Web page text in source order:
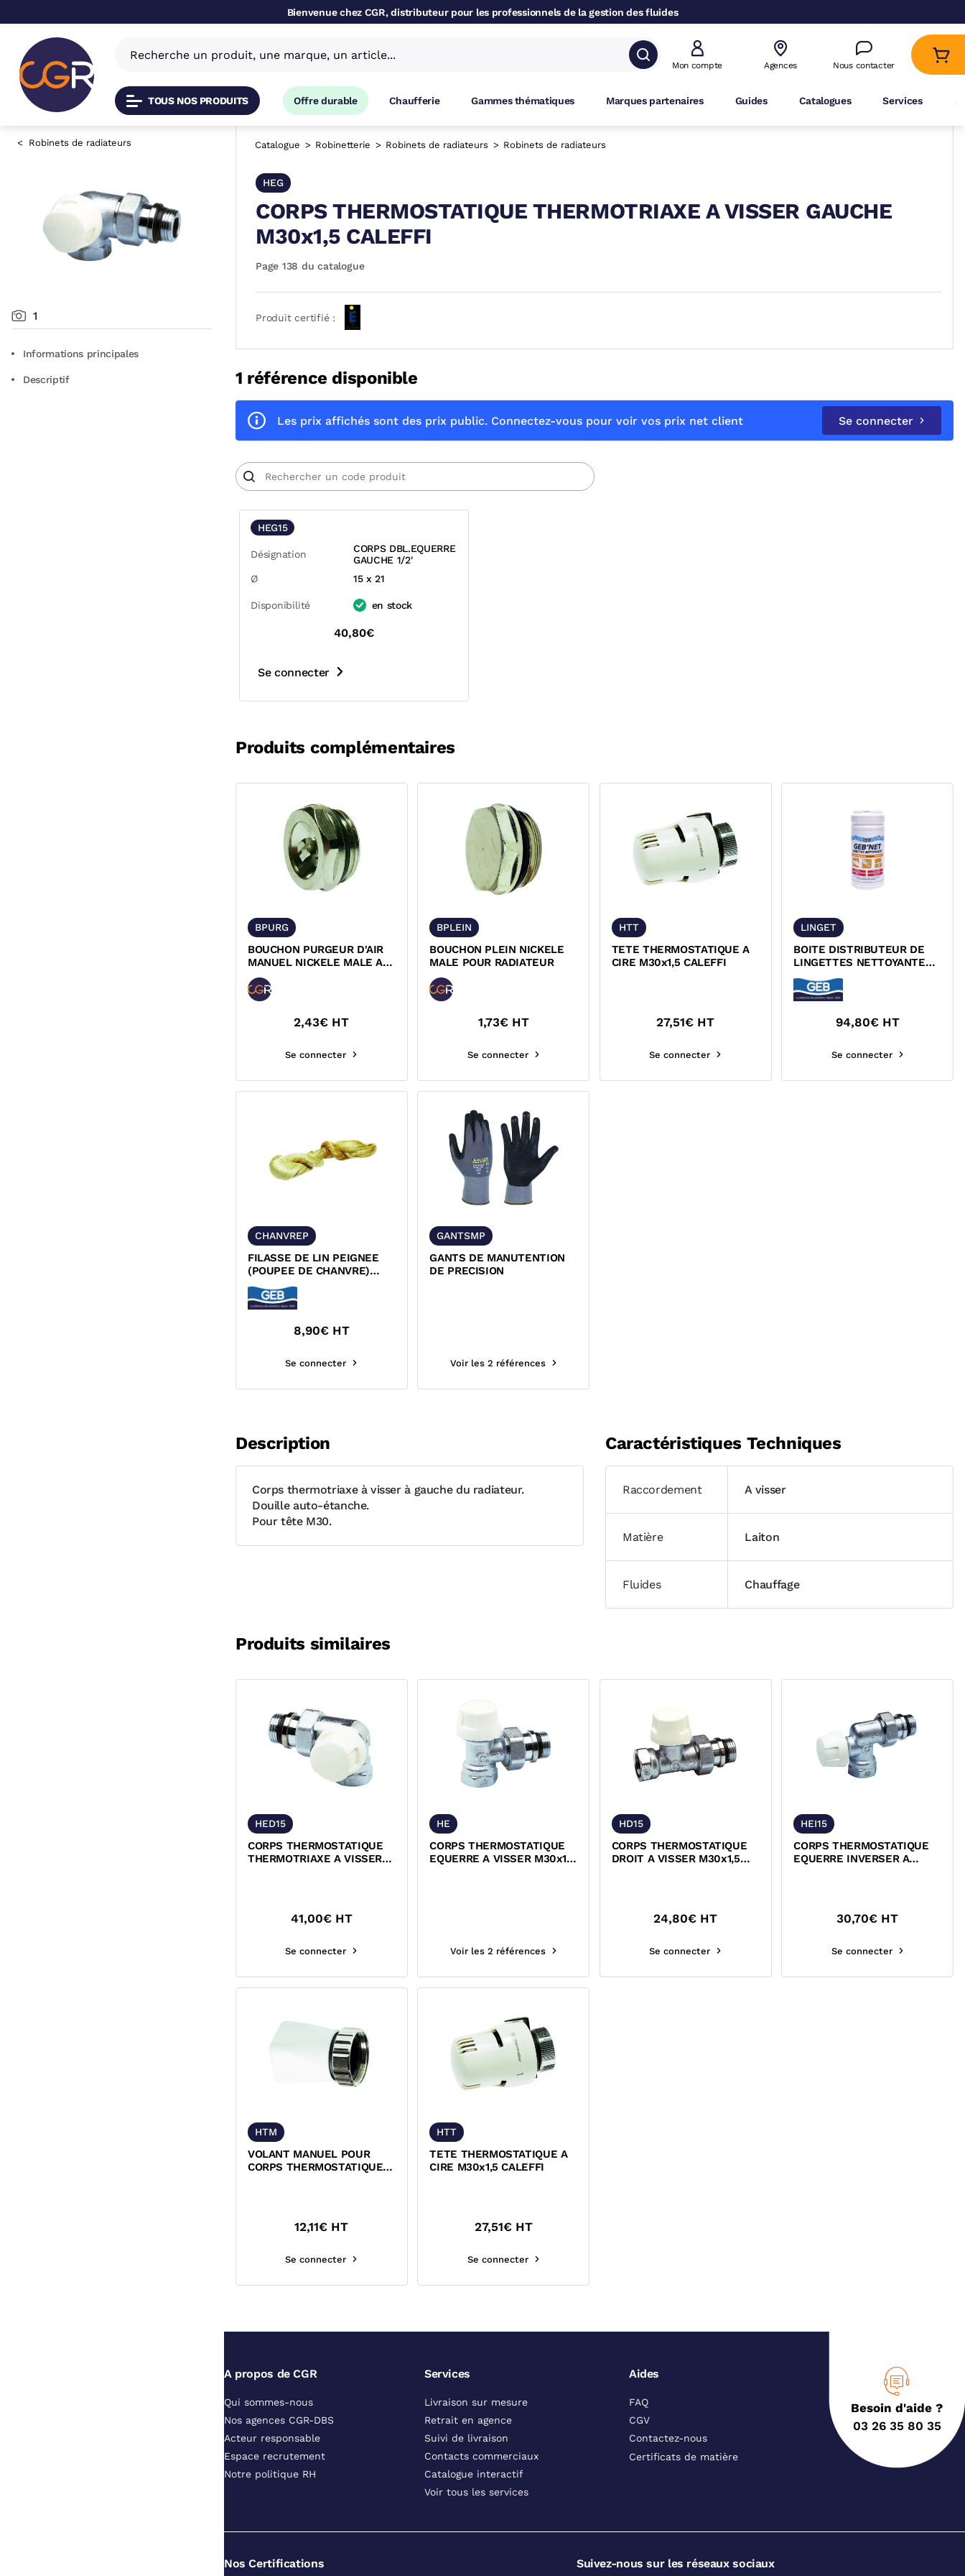
Bienvenue chez CGR, distributeur pour les professionnels de la gestion des fluides
Mon compte Agences Nous contacter
TOUS NOS PRODUITS Offre durable Chaufferie Gammes thématiques Marques partenaires Guides Catalogues Services
Robinets de radiateurs
1
Informations principales
Descriptif
Catalogue Robinetterie Robinets de radiateurs Robinets de radiateurs
HEG
CORPS THERMOSTATIQUE THERMOTRIAXE A VISSER GAUCHE
M30x1,5 CALEFFI
Page 138 du catalogue
Produit certifié :
1 référence disponible
Les prix affichés sont des prix public. Connectez-vous pour voir vos prix net client Se connecter
HEG15
Désignation
CORPS DBL.EQUERRE
GAUCHE 1/2'
Ø
15 x 21
Disponibilité en stock
40,80€
Se connecter
Produits complémentaires
BPURG
BOUCHON PURGEUR D'AIR
MANUEL NICKELE MALE A
CARRE
2,43€ HT
Se connecter
BPLEIN
BOUCHON PLEIN NICKELE
MALE POUR RADIATEUR
1,73€ HT
Se connecter
HTT
TETE THERMOSTATIQUE A
CIRE M30x1,5 CALEFFI
27,51€ HT
Se connecter
LINGET
BOITE DISTRIBUTEUR DE
LINGETTES NETTOYANTES
GEB'NET
94,80€ HT
Se connecter
CHANVREP
FILASSE DE LIN PEIGNEE
(POUPEE DE CHANVRE)
CHANVREP
8,90€ HT
Se connecter
GANTSMP
GANTS DE MANUTENTION
DE PRECISION
Voir les 2 références
Description
Corps thermotriaxe à visser à gauche du radiateur.
Douille auto-étanche.
Pour tête M30.
Caractéristiques Techniques
Raccordement A visser
Matière Laiton
Fluides Chauffage
Produits similaires
HED15
CORPS THERMOSTATIQUE
THERMOTRIAXE A VISSER
41,00€ HT
Se connecter
HE
CORPS THERMOSTATIQUE
EQUERRE A VISSER M30x1,5
Voir les 2 références
HD15
CORPS THERMOSTATIQUE
DROIT A VISSER M30x1,5
24,80€ HT
Se connecter
HEI15
CORPS THERMOSTATIQUE
EQUERRE INVERSER A
30,70€ HT
Se connecter
HTM
VOLANT MANUEL POUR
CORPS THERMOSTATIQUE
12,11€ HT
Se connecter
HTT
TETE THERMOSTATIQUE A
CIRE M30x1,5 CALEFFI
27,51€ HT
Se connecter
Besoin d'aide ?
03 26 35 80 35
A propos de CGR
Qui sommes-nous
Nos agences CGR-DBS
Acteur responsable
Espace recrutement
Notre politique RH
Services
Livraison sur mesure
Retrait en agence
Suivi de livraison
Contacts commerciaux
Catalogue interactif
Voir tous les services
Aides
FAQ
CGV
Contactez-nous
Certificats de matière
Nos Certifications Suivez-nous sur les réseaux sociaux